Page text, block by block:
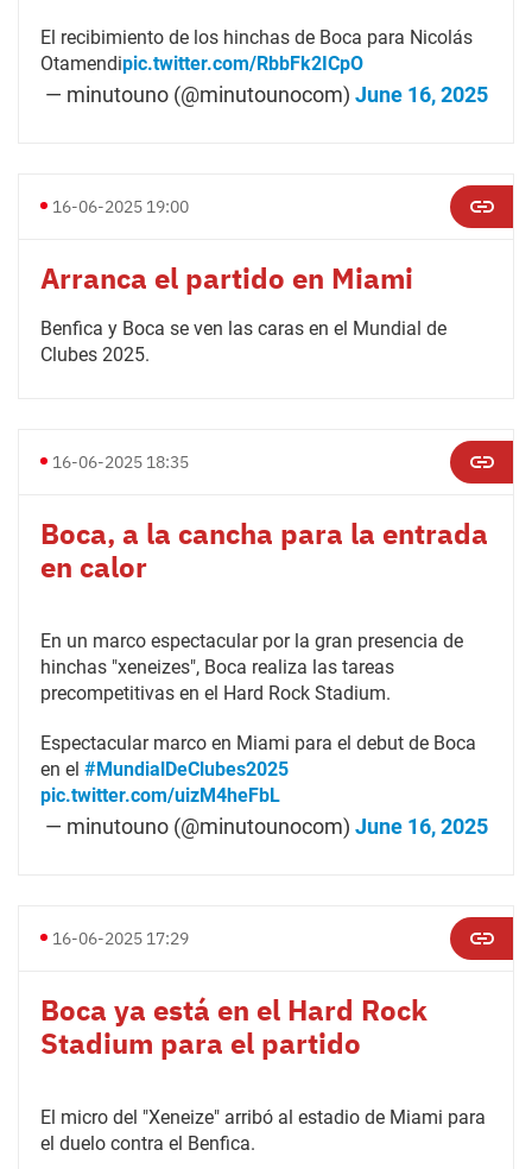
El recibimiento de los hinchas de Boca para Nicolás
Otamendipic.twitter.com/RbbFk2ICpO
— minutouno (@minutounocom) June 16, 2025
16-06-2025 19:00
Arranca el partido en Miami
Benfica y Boca se ven las caras en el Mundial de
Clubes 2025.
16-06-2025 18:35
Boca, a la cancha para la entrada
en calor
En un marco espectacular por la gran presencia de
hinchas "xeneizes", Boca realiza las tareas
precompetitivas en el Hard Rock Stadium.
Espectacular marco en Miami para el debut de Boca
en el #MundialDeClubes2025
pic.twitter.com/uizM4heFbL
— minutouno (@minutounocom) June 16, 2025
16-06-2025 17:29
Boca ya está en el Hard Rock
Stadium para el partido
El micro del "Xeneize" arribó al estadio de Miami para
el duelo contra el Benfica.